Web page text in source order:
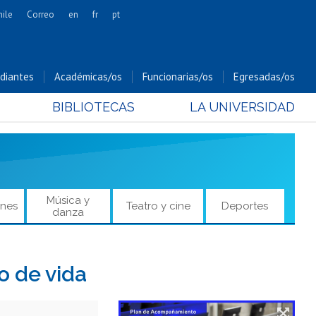
Cs. Forestales y Conservación
Cs. Sociales
Comunicación e Imagen
Odontología
Estudios Internacionales
Hospital Clínico
Correo en fr pt
Académicas/os Funcionarias/os Egresadas/os
BIBLIOTECAS LA UNIVERSIDAD
Música y
danza
Teatro y cine Deportes
de vida